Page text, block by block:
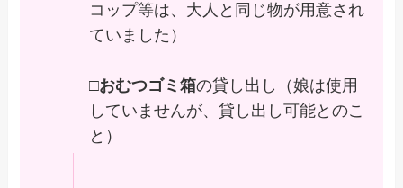
コップ等は、大人と同じ物が用意され
ていました）
□おむつゴミ箱の貸し出し（娘は使用
していませんが、貸し出し可能とのこ
と）